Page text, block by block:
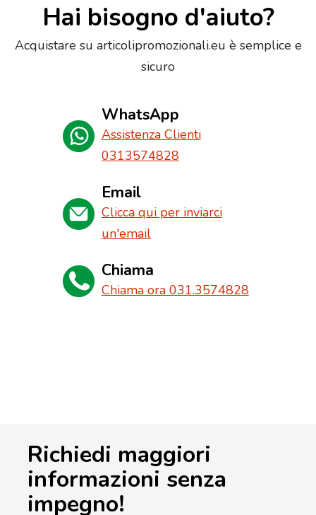
Hai bisogno d'aiuto?
Acquistare su articolipromozionali.eu è semplice e
sicuro
WhatsApp
Assistenza Clienti
0313574828
Email
Clicca qui per inviarci
un'email
Chiama
Chiama ora 031.3574828
Richiedi maggiori
informazioni senza
impegno!